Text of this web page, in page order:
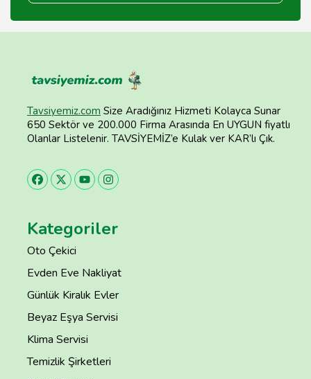
Tavsiyemiz.com Size Aradığınız Hizmeti Kolayca Sunar
650 Sektör ve 200.000 Firma Arasında En UYGUN fiyatlı
Olanlar Listelenir. TAVSİYEMİZ’e Kulak ver KAR’lı Çık.
Kategoriler
Oto Çekici
Evden Eve Nakliyat
Günlük Kiralık Evler
Beyaz Eşya Servisi
Klima Servisi
Temizlik Şirketleri